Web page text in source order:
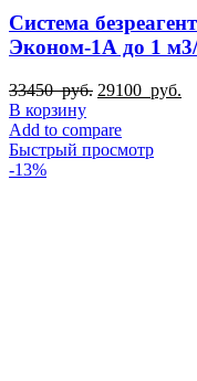
Система
Эконом-1А до 1
33450руб.
составляла
33450
29100 руб.
В корзину
Add to compare
Быстрый просмотр
-13%